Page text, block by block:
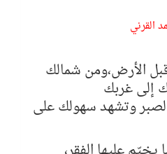
القرني
الأرض،ومن شمالك
إلى غربك
وتشهد سهولك على